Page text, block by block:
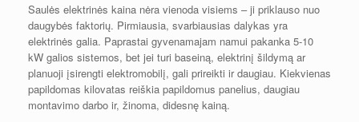
Saulės elektrinės kaina nėra vienoda visiems – ji priklauso nuo
daugybės faktorių. Pirmiausia, svarbiausias dalykas yra
elektrinės galia. Paprastai gyvenamajam namui pakanka 5-10
kW galios sistemos, bet jei turi baseiną, elektrinį šildymą ar
planuoji įsirengti elektromobilį, gali prireikti ir daugiau. Kiekvienas
papildomas kilovatas reiškia papildomus panelius, daugiau
montavimo darbo ir, žinoma, didesnę kainą.